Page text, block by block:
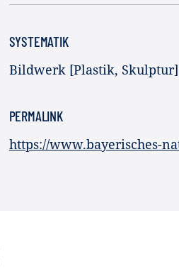
SYSTEMATIK
Bildwerk [Plastik,
PERMALINK
https://www.bayerisches-